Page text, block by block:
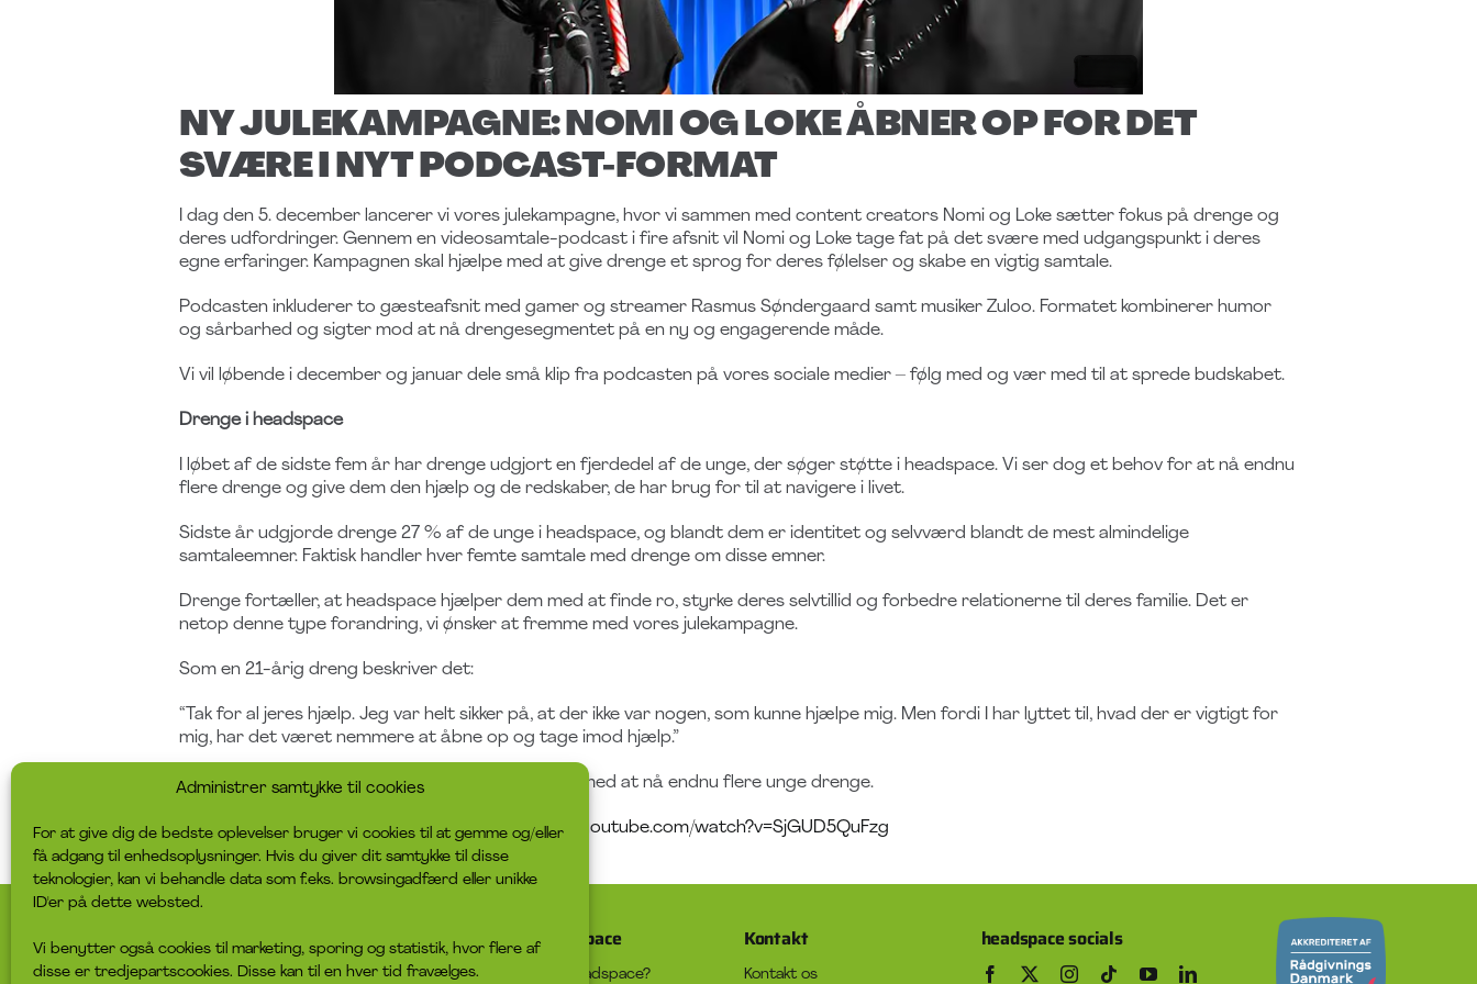
Administrer samtykke til cookies
For at give dig de bedste oplevelser bruger vi cookies til at gemme og/eller
få adgang til enhedsoplysninger. Hvis du giver dit samtykke til disse
teknologier, kan vi behandle data som f.eks. browsingadfærd eller unikke
ID'er på dette websted.
Vi benytter også cookies til marketing, sporing og statistik, hvor flere af
disse er tredjepartscookies. Disse kan til en hver tid fravælges.
NY JULEKAMPAGNE: NOMI OG LOKE ÅBNER OP FOR DET
SVÆRE I NYT PODCAST-FORMAT
I dag den 5. december lancerer vi vores julekampagne, hvor vi sammen med content creators Nomi og Loke sætter fokus på drenge og
deres udfordringer. Gennem en videosamtale-podcast i fire afsnit vil Nomi og Loke tage fat på det svære med udgangspunkt i deres
egne erfaringer. Kampagnen skal hjælpe med at give drenge et sprog for deres følelser og skabe en vigtig samtale.
Podcasten inkluderer to gæsteafsnit med gamer og streamer Rasmus Søndergaard samt musiker Zuloo. Formatet kombinerer humor
og sårbarhed og sigter mod at nå drengesegmentet på en ny og engagerende måde.
Vi vil løbende i december og januar dele små klip fra podcasten på vores sociale medier – følg med og vær med til at sprede budskabet.
Drenge i headspace
I løbet af de sidste fem år har drenge udgjort en fjerdedel af de unge, der søger støtte i headspace. Vi ser dog et behov for at nå endnu
flere drenge og give dem den hjælp og de redskaber, de har brug for til at navigere i livet.
Sidste år udgjorde drenge 27 % af de unge i headspace, og blandt dem er identitet og selvværd blandt de mest almindelige
samtaleemner. Faktisk handler hver femte samtale med drenge om disse emner.
Drenge fortæller, at headspace hjælper dem med at finde ro, styrke deres selvtillid og forbedre relationerne til deres familie. Det er
netop denne type forandring, vi ønsker at fremme med vores julekampagne.
Som en 21-årig dreng beskriver det:
“Tak for al jeres hjælp. Jeg var helt sikker på, at der ikke var nogen, som kunne hjælpe mig. Men fordi I har lyttet til, hvad der er vigtigt for
mig, har det været nemmere at åbne op og tage imod hjælp.”
Vi håber, du vil tage del i samtalen – og hjælpe os med at nå endnu flere unge drenge.
Du kan se og lytte til podcasten her:https://www.youtube.com/watch?v=SjGUD5QuFzg
headspace sekretariat
Østergade 5, 3 sal
For unge
Find nærmeste headspace
Om headspace
Hvad er headspace?
Kontakt
Kontakt os
headspace socials